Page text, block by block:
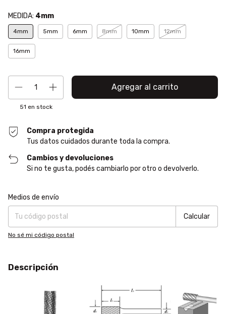
MEDIDA: 4mm
4mm 5mm 6mm 8mm 10mm 12mm
16mm
51 en stock
Compra protegida
Tus datos cuidados durante toda la compra.
Cambios y devoluciones
Si no te gusta, podés cambiarlo por otro o devolverlo.
Entregas para el CP:
Medios de envío
Calcular
No sé mi código postal
Descripción